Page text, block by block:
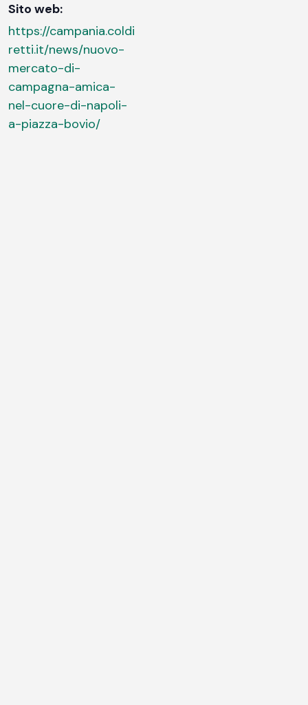
Sito web:
https://campania.coldi
retti.it/news/nuovo-
mercato-di-
campagna-amica-
nel-cuore-di-napoli-
a-piazza-bovio/